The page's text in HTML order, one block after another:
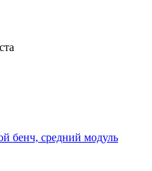
бенч, средний модуль